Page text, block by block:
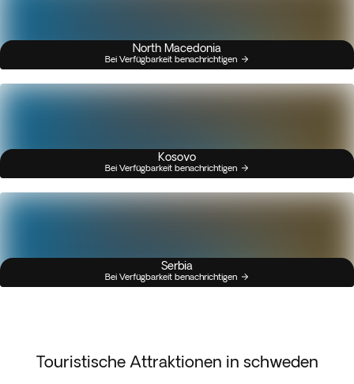
North Macedonia
Bei Verfügbarkeit benachrichtigen
Kosovo
Bei Verfügbarkeit benachrichtigen
Serbia
Bei Verfügbarkeit benachrichtigen
Touristische Attraktionen in schweden